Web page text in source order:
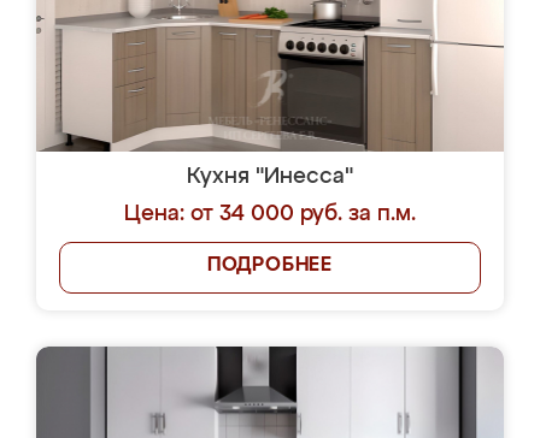
Кухня "Инесса"
Цена: от 34 000 руб. за п.м.
ПОДРОБНЕЕ